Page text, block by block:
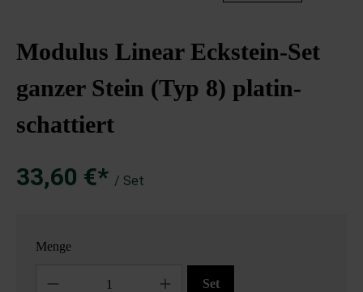
Modulus Linear Eckstein-Set
ganzer Stein (Typ 8) platin-
schattiert
33,60 €* / Set
Menge
Set